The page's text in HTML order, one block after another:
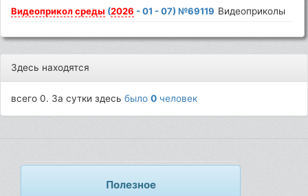
Видеоприкол среды (2026 - 01 - 07) №69119 Видеоприколы
Здесь находятся
всего 0. За сутки здесьбыло0 человек
Полезное